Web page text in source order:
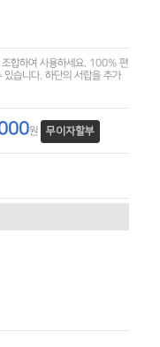
합하여 사용하세요. 100% 편
습니다. 하단의 서랍을 추가
원 무이자할부